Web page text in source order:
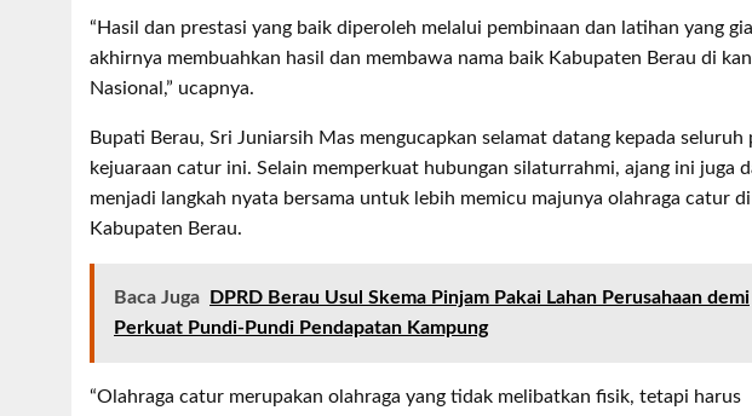
“Hasil dan prestasi yang baik diperoleh melalui pembinaan dan latihan yang
akhirnya membuahkan hasil dan membawa nama baik Kabupaten Berau di
Nasional,” ucapnya.
Bupati Berau, Sri Juniarsih Mas mengucapkan selamat datang kepada seluruh
kejuaraan catur ini. Selain memperkuat hubungan silaturrahmi, ajang ini juga
menjadi langkah nyata bersama untuk lebih memicu majunya olahraga catur di
Kabupaten Berau.
Baca Juga
DPRD Berau Usul Skema Pinjam Pakai Lahan Perusahaan demi
Perkuat Pundi-Pundi Pendapatan Kampung
“Olahraga catur merupakan olahraga yang tidak melibatkan fisik, tetapi harus